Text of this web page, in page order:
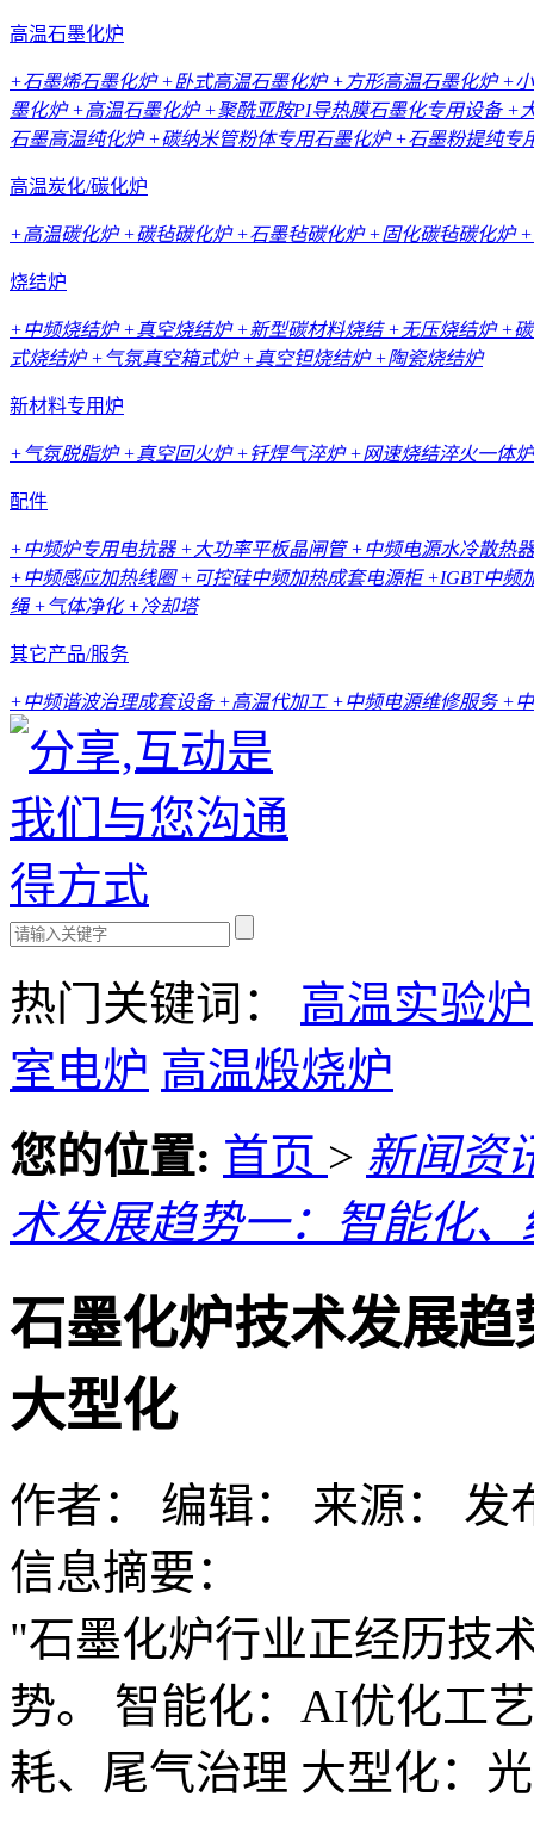
高温石墨化炉
+石墨烯石墨化炉+卧式高温石墨化炉+方形高温石墨化炉+
墨化炉+高温石墨化炉+聚酰亚胺PI导热膜石墨化专用设备 +
石墨高温纯化炉+碳纳米管粉体专用石墨化炉+石墨粉提纯专
高温炭化/碳化炉
+高温碳化炉+碳毡碳化炉+石墨毡碳化炉+固化碳毡碳化炉
烧结炉
+中频烧结炉+真空烧结炉+新型碳材料烧结+无压烧结炉+
式烧结炉+气氛真空箱式炉+真空钽烧结炉+陶瓷烧结炉
新材料专用炉
+气氛脱脂炉+真空回火炉+钎焊气淬炉+网速烧结淬火一体炉
配件
+中频炉专用电抗器 +大功率平板晶闸管+中频电源水冷散热
+中频感应加热线圈+可控硅中频加热成套电源柜+IGBT中频
绳 +气体净化+冷却塔
其它产品/服务
+中频谐波治理成套设备 +高温代加工+中频电源维修服务 +
热门关键词： 高温实验炉
室电炉 高温煅烧炉
您的位置: 首页 > 新闻资
术发展趋势一：智能化
石墨化炉技术发展
大型化
作者： 编辑： 来源： 发
信息摘要：
"石墨化炉行业正经历技
势。 智能化：AI优化工
耗、尾气治理 大型化：